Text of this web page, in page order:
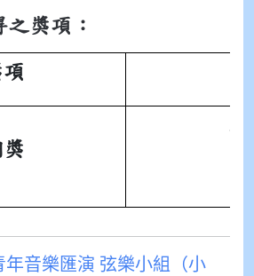
獎項：
項
年音樂匯演 弦樂小組（小